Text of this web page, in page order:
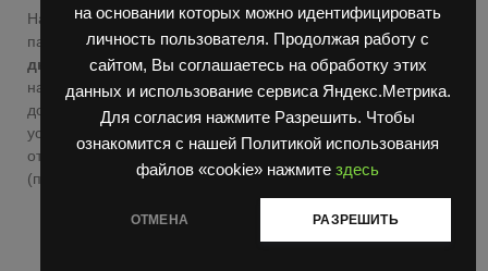
на основании которых можно идентифицировать
личность пользователя. Продолжая работу с
сайтом, Вы соглашаетесь на обработку этих
данных и использование сервиса Яндекс.Метрика.
Для согласия нажмите Разрешить. Чтобы
ознакомится с нашей Политикой использования
файлов «cookie» нажмите здесь
ОТМЕНА РАЗРЕШИТЬ
На данный момент мы готовы предложить нашим
партнерамотсрочку платежа до 14
дней!
Основываясь на истории отношений с каждым из
наших покупателей и заключив соответствующий
договор поставки, мы предоставляем очень выгодные
условия по оплате оборудования. Срок исчисления
отсрочки считается с момента отгрузки с нашего склада
(передачи товара транспортной компании).